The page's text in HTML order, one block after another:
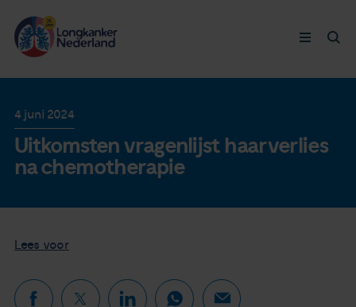
Longkanker
Leven met
Thymuskankers
Steun ons
4 juni 2024
Uitkomsten vragenlijst haarverlies
na chemotherapie
Lees voor